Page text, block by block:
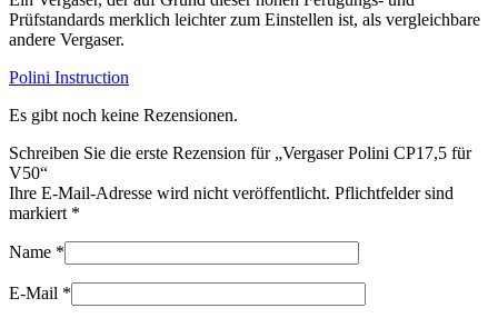
Prüfstandards merklich leichter zum Einstellen ist, als vergleichbare
andere Vergaser.
Polini Instruction
Es gibt noch keine Rezensionen.
Schreiben Sie die erste Rezension für „Vergaser Polini CP17,5 für
V50“
Ihre E-Mail-Adresse wird nicht veröffentlicht. Pflichtfelder sind
markiert *
Name *
E-Mail *